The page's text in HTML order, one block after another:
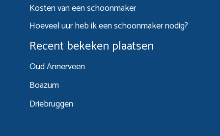
Kosten van een schoonmaker
Hoeveel uur heb ik een schoonmaker nodig?
Recent bekeken plaatsen
Oud Annerveen
Boazum
Driebruggen